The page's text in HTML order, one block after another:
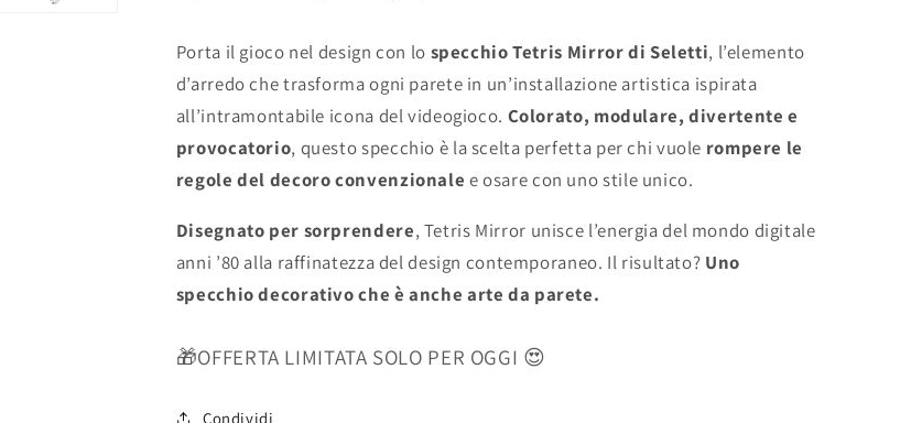
Porta il gioco nel design con lo specchio Tetris Mirror di Seletti, l’elemento
d’arredo che trasforma ogni parete in un’installazione artistica ispirata
all’intramontabile icona del videogioco. Colorato, modulare, divertente e
provocatorio, questo specchio è la scelta perfetta per chi vuole rompere le
regole del decoro convenzionale e osare con uno stile unico.
Disegnato per sorprendere, Tetris Mirror unisce l’energia del mondo digitale
anni ’80 alla raffinatezza del design contemporaneo. Il risultato? Uno
specchio decorativo che è anche arte da parete.
🎁OFFERTA LIMITATA SOLO PER OGGI 😍
Condividi